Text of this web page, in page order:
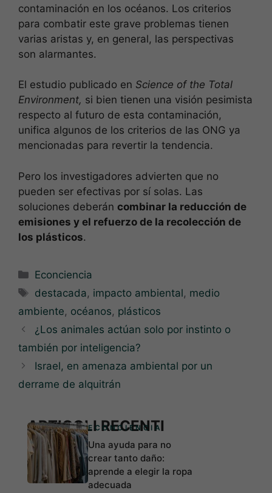
contaminación en los océanos. Los criterios
para combatir este grave problemas tienen
varias aristas y, en general, las perspectivas
son alarmantes.
El estudio publicado en Science of the Total
Environment, si bien tienen una visión pesimista
respecto al futuro de esta contaminación,
unifica algunos de los criterios de las ONG ya
mencionadas para revertir la tendencia.
Pero los investigadores advierten que no
pueden ser efectivas por sí solas. Las
soluciones deberán combinar la reducción de
emisiones y el refuerzo de la recolección de
los plásticos.
Categorías
Econciencia
Etiquetas
destacada, impacto ambiental, medio
ambiente, océanos, plásticos
¿Los animales actúan solo por instinto o
también por inteligencia?
Israel, en amenaza ambiental por un
derrame de alquitrán
ARTICOLI RECENTI
ECONCIENCIA
Una ayuda para no
crear tanto daño:
aprende a elegir la ropa
adecuada